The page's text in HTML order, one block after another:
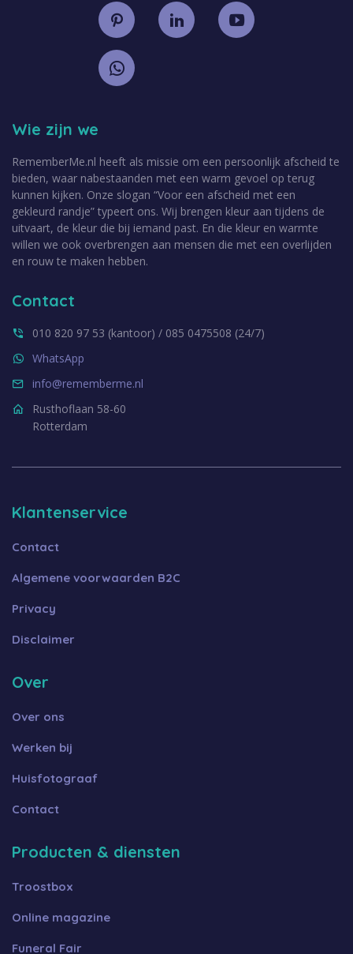
Contact
010 820 97 53 (kantoor) / 085 0475508 (24/7)
WhatsApp
info@rememberme.nl
Rusthoflaan 58-60
Rotterdam
Wie zijn we
RememberMe.nl heeft als missie om een persoonlijk afscheid te
bieden, waar nabestaanden met een warm gevoel op terug
kunnen kijken. Onze slogan “Voor een afscheid met een
gekleurd randje” typeert ons. Wij brengen kleur aan tijdens de
uitvaart, de kleur die bij iemand past. En die kleur en warmte
willen we ook overbrengen aan mensen die met een overlijden
en rouw te maken hebben.
Klantenservice
Contact
Algemene voorwaarden B2C
Privacy
Disclaimer
Over
Over ons
Werken bij
Huisfotograaf
Contact
Producten & diensten
Troostbox
Online magazine
Funeral Fair